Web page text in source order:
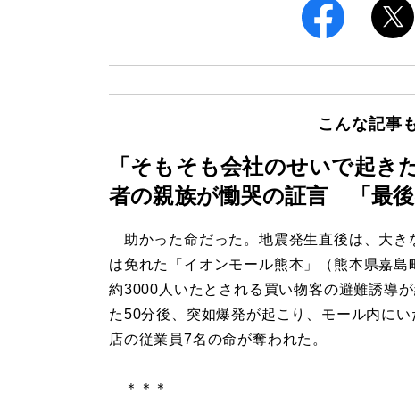
こんな記事
「そもそも会社のせいで起
者の親族が慟哭の証言 「最
助かった命だった。地震発生直後は、大き
は免れた「イオンモール熊本」（熊本県嘉島
約3000人いたとされる買い物客の避難誘導が
た50分後、突如爆発が起こり、モール内にい
店の従業員7名の命が奪われた。
＊＊＊